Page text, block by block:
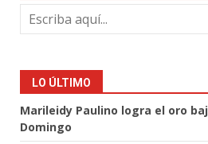
LO ÚLTIMO
Marileidy Paulino logra el oro
Domingo